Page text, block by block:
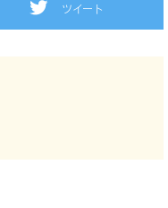
ツイート